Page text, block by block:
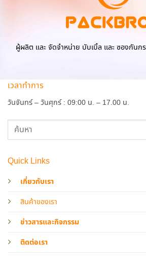
ผู้ผลิต และ จัดจำหน่าย บับเบิ้ล และ ซองกันก
Quick Links
เกี่ยวกับเรา
สินค้าของเรา
ข่าวสารและกิจกรรม
ติดต่อเรา
เวลาทำการ
วันจันทร์ – วันศุกร์ : 09:00 น. – 17.00 น.